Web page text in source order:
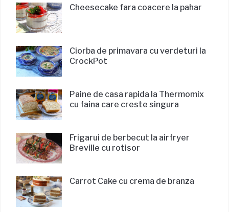
Cheesecake fara coacere la pahar
Ciorba de primavara cu verdeturi la
CrockPot
Paine de casa rapida la Thermomix
cu faina care creste singura
Frigarui de berbecut la airfryer
Breville cu rotisor
Carrot Cake cu crema de branza